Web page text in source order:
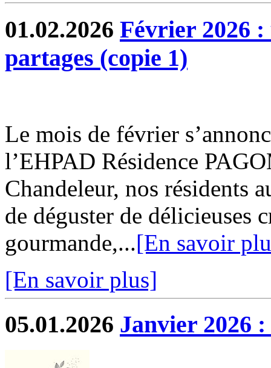
01.02.2026 Février 2026
partages (copie 1)
Le mois de février
l’EHPAD Résidence
Chandeleur, nos résidents
de déguster de délicieuses
gourmande,...[En savoir
[En savoir plus]
05.01.2026 Janvier 2026 :